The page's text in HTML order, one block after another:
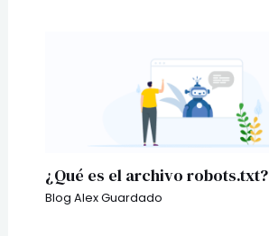
¿Qué es el archivo robots.txt?
Blog Alex Guardado